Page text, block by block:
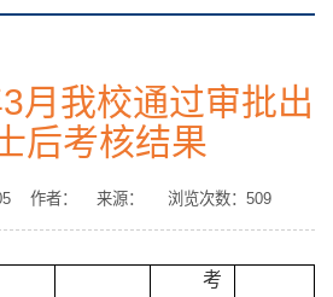
月我校通过审批出
后考核结果
05 作者： 来源： 浏览次数： 509
考